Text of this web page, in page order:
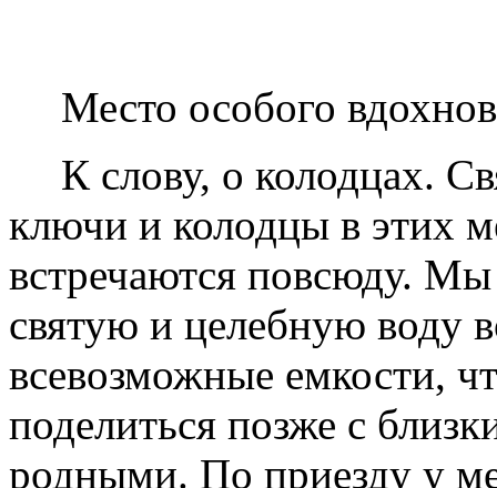
Место особого
К слову, о колодцах.
ключи и колодцы в этих
встречаются повсюду.
святую и целебную воду
всевозможные емкости,
поделиться позже с
родными. По приезду у